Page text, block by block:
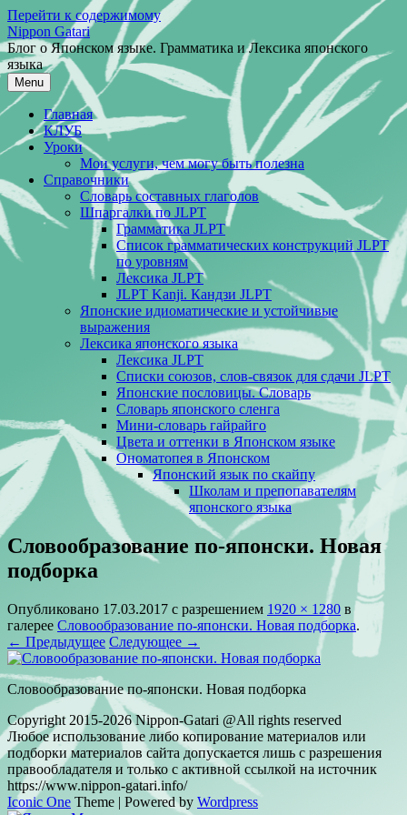
Перейти к содержимому
Nippon Gatari
Блог о Японском языке. Грамматика и Лексика японского
языка
Menu
Главная
КЛУБ
Уроки
Мои услуги, чем могу быть полезна
Справочники
Словарь составных глаголов
Шпаргалки по JLPT
Грамматика JLPT
Список грамматических конструкций JLPT
по уровням
Лексика JLPT
JLPT Kanji. Кандзи JLPT
Японские идиоматические и устойчивые
выражения
Лексика японского языка
Лексика JLPT
Списки союзов, слов-связок для сдачи JLPT
Японские пословицы. Словарь
Словарь японского сленга
Мини-словарь гайрайго
Цвета и оттенки в Японском языке
Ономатопея в Японском
Японский язык по скайпу
Школам и препопавателям
японского языка
Словообразование по-японски. Новая
подборка
Опубликовано 17.03.2017 с разрешением 1920 × 1280 в
галерее Словообразование по-японски. Новая подборка.
← Предыдущее Следующее →
Словообразование по-японски. Новая подборка
Copyright 2015-2026 Nippon-Gatari @All rights reserved
Любое использование либо копирование материалов или
подборки материалов сайта допускается лишь с разрешения
правообладателя и только с активной ссылкой на источник
https://www.nippon-gatari.info/
Iconic One Theme | Powered by Wordpress